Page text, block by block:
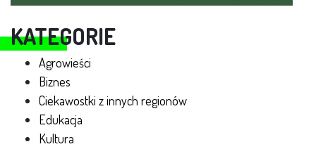
KATEGORIE
Agrowieści
Biznes
Ciekawostki z innych regionów
Edukacja
Kultura